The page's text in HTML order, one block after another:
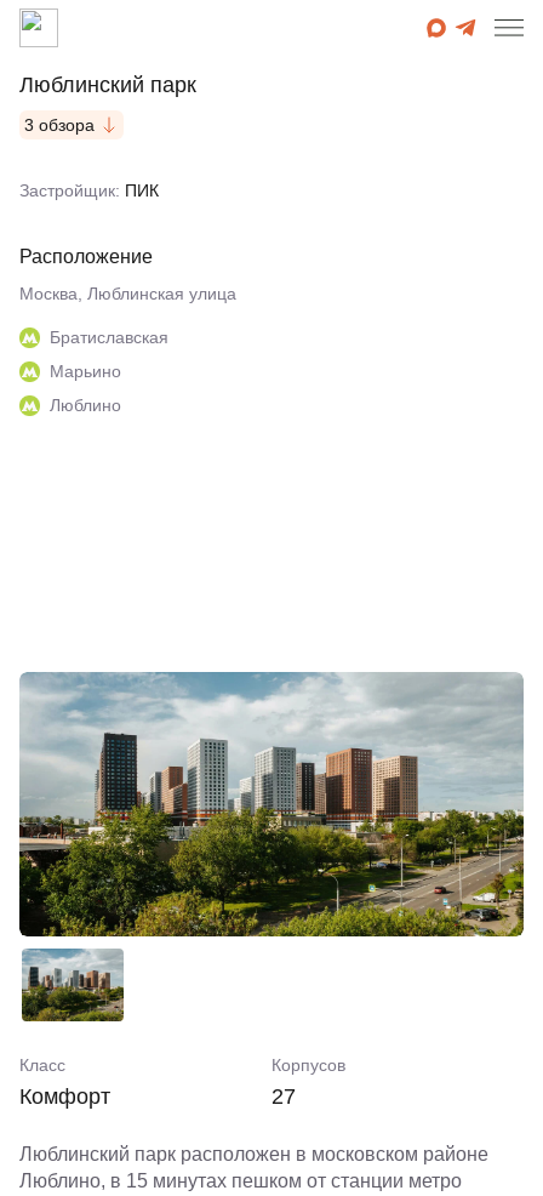
Люблинский парк
3 обзора
Застройщик: ПИК
Расположение
Москва, Люблинская улица
Братиславская
Марьино
Люблино
Класс
Комфорт
Корпусов
27
Люблинский парк расположен в московском районе
Люблино, в 15 минутах пешком от станции метро